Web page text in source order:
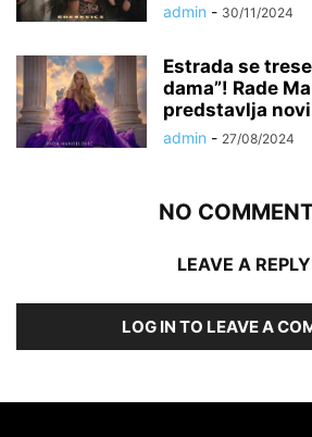
admin - 30/11/2024
Estrada se
dama”! Rade
predstavlja
admin - 27/08/2024
NO
LEAVE A REPLY
LOG IN TO LEAVE A